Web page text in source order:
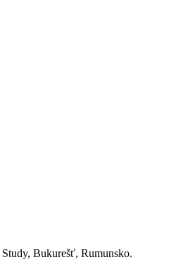
Bukurešť, Rumunsko.